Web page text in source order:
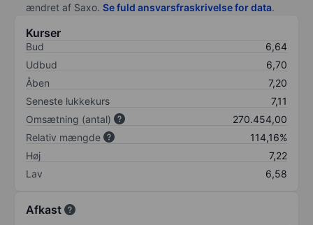
ændret af Saxo. Se fuld ansvarsfraskrivelse for data.
Kurser
Bud
6,64
Udbud
6,70
Åben
7,20
Seneste lukkekurs
7,11
Omsætning (antal)
270.454,00
Relativ mængde
114,16%
Høj
7,22
Lav
6,58
Afkast